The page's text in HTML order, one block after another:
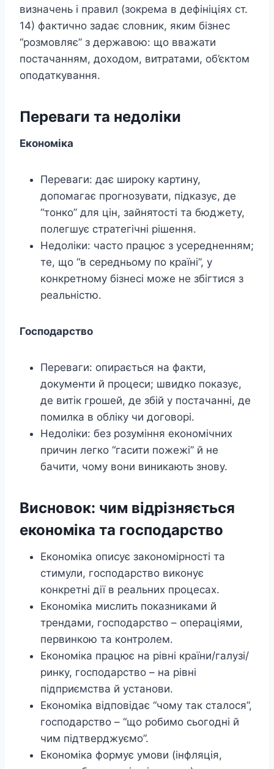
визначень і правил (зокрема в дефініціях ст.
14) фактично задає словник, яким бізнес
“розмовляє” з державою: що вважати
постачанням, доходом, витратами, об’єктом
оподаткування.
Переваги та недоліки
Економіка
Переваги: дає широку картину,
допомагає прогнозувати, підказує, де
“тонко” для цін, зайнятості та бюджету,
полегшує стратегічні рішення.
Недоліки: часто працює з усередненням;
те, що “в середньому по країні”, у
конкретному бізнесі може не збігтися з
реальністю.
Господарство
Переваги: опирається на факти,
документи й процеси; швидко показує,
де витік грошей, де збій у постачанні, де
помилка в обліку чи договорі.
Недоліки: без розуміння економічних
причин легко “гасити пожежі” й не
бачити, чому вони виникають знову.
Висновок: чим відрізняється
економіка та господарство
Економіка описує закономірності та
стимули, господарство виконує
конкретні дії в реальних процесах.
Економіка мислить показниками й
трендами, господарство – операціями,
первинкою та контролем.
Економіка працює на рівні країни/галузі/
ринку, господарство – на рівні
підприємства й установи.
Економіка відповідає “чому так сталося”,
господарство – “що робимо сьогодні й
чим підтверджуємо”.
Економіка формує умови (інфляція,